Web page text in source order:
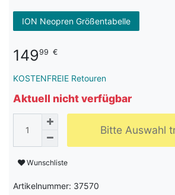
ION Neopren Größentabelle
14999 €
KOSTENFREIE Retouren
Aktuell nicht verfügbar
Bitte Auswahl
Wunschliste
Artikelnummer: 37570